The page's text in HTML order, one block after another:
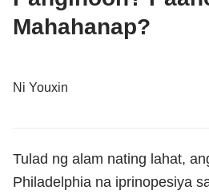
Mahahanap?
Ni Youxin
Tulad ng alam nating lahat,
Philadelphia na iprinopesiya